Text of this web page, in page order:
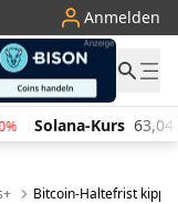
Anmelden
€ -1.80% TRON-Kurs
Bitcoin-Haltefrist